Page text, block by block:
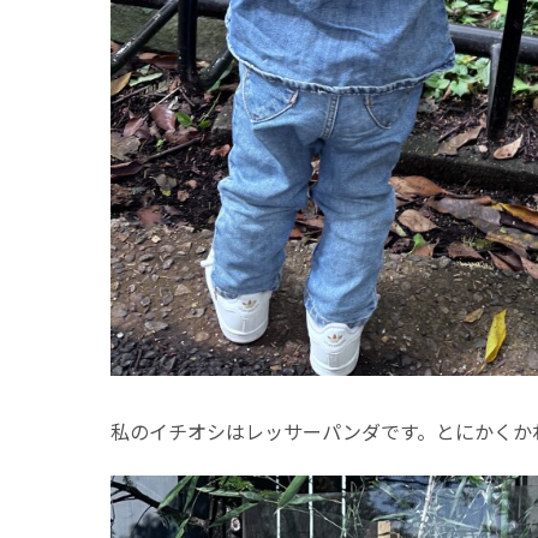
私のイチオシはレッサーパンダです。とにかく